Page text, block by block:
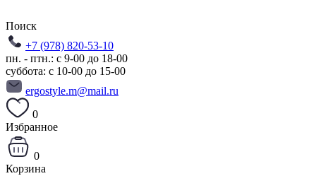
Поиск
+7 (978) 820-53-10
пн. - птн.: с 9-00 до 18-00
суббота: с 10-00 до 15-00
ergostyle.m@mail.ru
0
Избранное
0
Корзина